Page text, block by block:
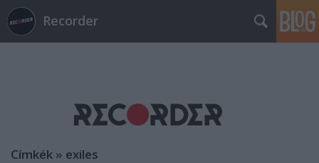
Recorder
Címkék » exiles